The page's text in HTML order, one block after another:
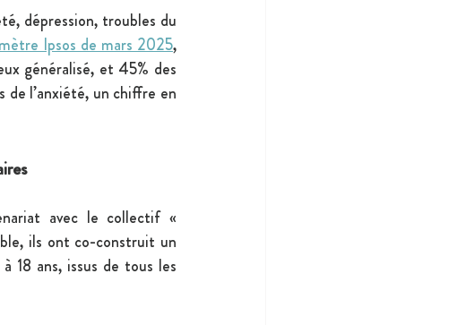
dépression, troubles du
Ipsos de mars 2025,
généralisé, et 45% des
l’anxiété, un chiffre en
avec le collectif «
ils ont co-construit un
18 ans, issus de tous les